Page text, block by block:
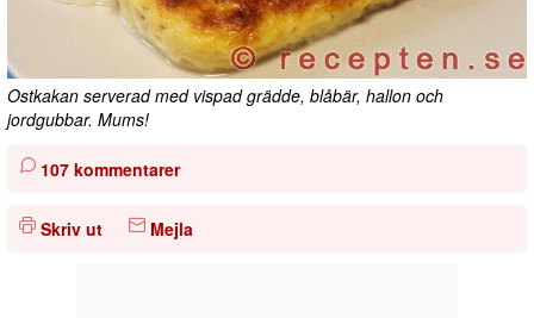
Ostkakan serverad med vispad grädde, blåbär, hallon och
jordgubbar. Mums!
107 kommentarer
Skriv ut Mejla